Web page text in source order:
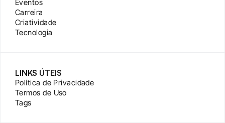
Eventos
Carreira
Criatividade
Tecnologia
LINKS ÚTEIS
Política de Privacidade
Termos de Uso
Tags